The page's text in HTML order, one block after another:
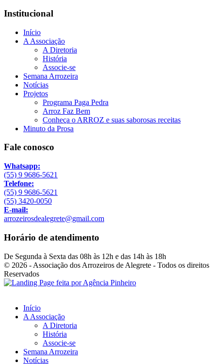
Institucional
Início
A Associação
A Diretoria
História
Associe-se
Semana Arrozeira
Notícias
Projetos
Programa Paga Pedra
Arroz Faz Bem
Conheça o ARROZ e suas saborosas receitas
Minuto da Prosa
Fale conosco
Whatsapp:
(55) 9 9686-5621
Telefone:
(55) 9 9686-5621
(55) 3420-0050
E-mail:
arrozeirosdealegrete@gmail.com
Horário de atendimento
De Segunda à Sexta das 08h às 12h e das 14h às 18h
© 2026 - Associação dos Arrozeiros de Alegrete - Todos os direitos
Reservados
Início
A Associação
A Diretoria
História
Associe-se
Semana Arrozeira
Notícias